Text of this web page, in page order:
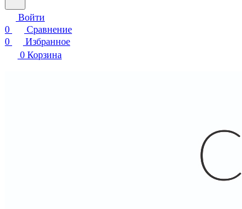
Войти
0
Сравнение
0
Избранное
0 Корзина